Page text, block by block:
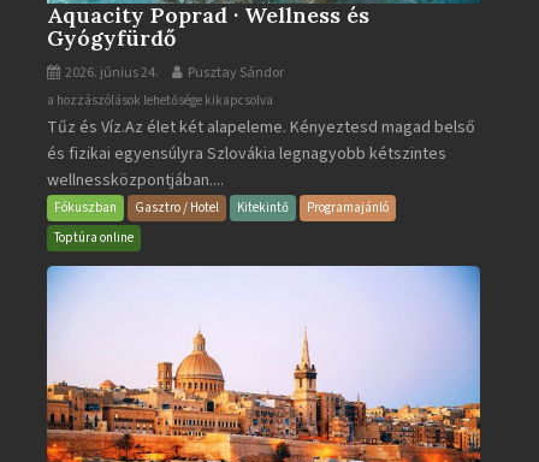
Aquacity Poprad · Wellness és
Gyógyfürdő
2026. június 24. Pusztay Sándor
Aquacity
Poprad
·
Wellness
és
Gyógyfürdő
a hozzászólások lehetősége kikapcsolva
Tűz és Víz.Az élet két alapeleme. Kényeztesd magad belső
és fizikai egyensúlyra Szlovákia legnagyobb kétszintes
wellnessközpontjában....
Fókuszban Gasztro / Hotel Kitekintő
Programajánló
Toptúra online